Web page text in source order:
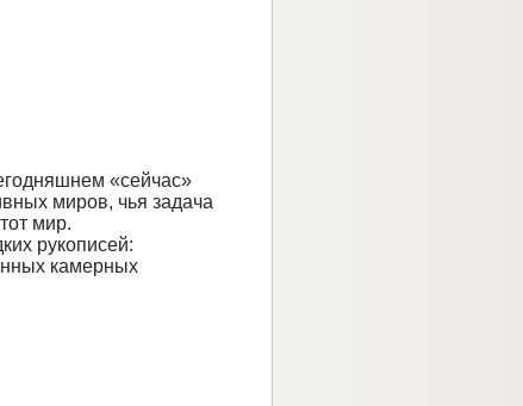
«сейчас»
миров, чья задача
мир.
рукописей:
камерных